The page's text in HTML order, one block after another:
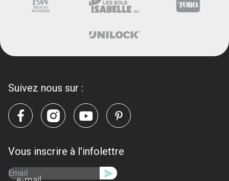
Suivez nous sur :
Vous inscrire à l'infolettre